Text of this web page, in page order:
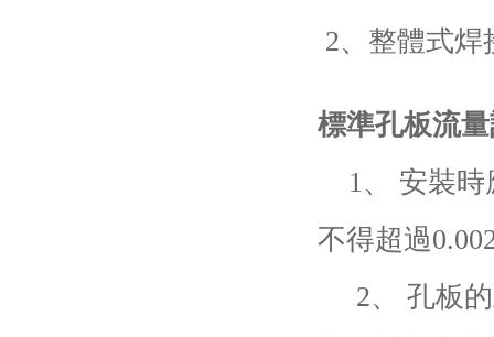
2、整體式焊
標準孔板流
1、 安裝時
不得超過
2、 孔板的